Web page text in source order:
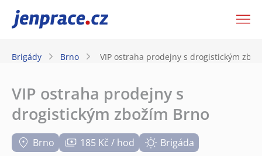
JenPráce.cz
Brigády Brno VIP ostraha prodejny s drogistickým
VIP ostraha prodejny s
drogistickým zbožím Brno
Brno 185 Kč / hod Brigáda